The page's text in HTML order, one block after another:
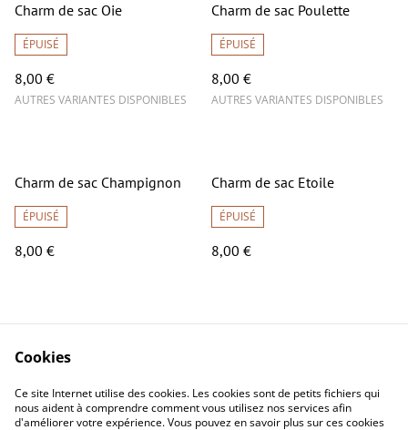
Charm de sac Oie
ÉPUISÉ
8,00 €
AUTRES VARIANTES DISPONIBLES
Charm de sac Poulette
ÉPUISÉ
8,00 €
AUTRES VARIANTES DISPONIBLES
Charm de sac Champignon
ÉPUISÉ
8,00 €
Charm de sac Etoile
ÉPUISÉ
8,00 €
Contact
Conditions générales
Cookies
Ce site Internet utilise des cookies. Les cookies sont de petits fichiers qui
nous aident à comprendre comment vous utilisez nos services afin
d'améliorer votre expérience. Vous pouvez en savoir plus sur ces cookies